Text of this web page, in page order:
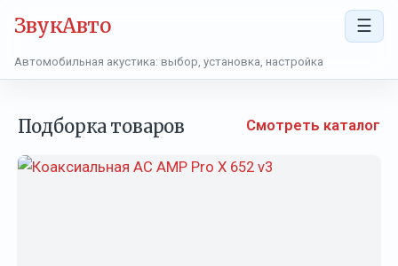
ЗвукАвто ☰
Автомобильная акустика: выбор, установка, настройка
Подборка товаров Смотреть каталог